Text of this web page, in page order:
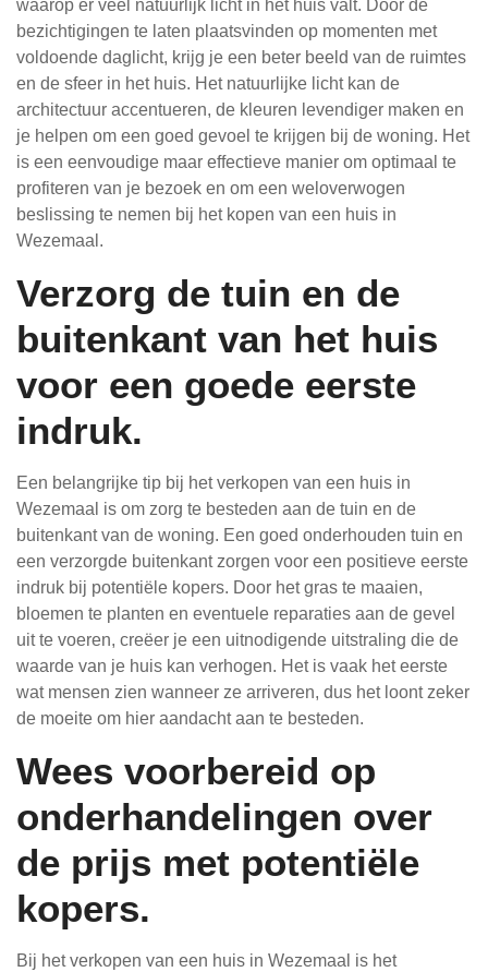
waarop er veel natuurlijk licht in het huis valt. Door de
bezichtigingen te laten plaatsvinden op momenten met
voldoende daglicht, krijg je een beter beeld van de ruimtes
en de sfeer in het huis. Het natuurlijke licht kan de
architectuur accentueren, de kleuren levendiger maken en
je helpen om een goed gevoel te krijgen bij de woning. Het
is een eenvoudige maar effectieve manier om optimaal te
profiteren van je bezoek en om een weloverwogen
beslissing te nemen bij het kopen van een huis in
Wezemaal.
Verzorg de tuin en de
buitenkant van het huis
voor een goede eerste
indruk.
Een belangrijke tip bij het verkopen van een huis in
Wezemaal is om zorg te besteden aan de tuin en de
buitenkant van de woning. Een goed onderhouden tuin en
een verzorgde buitenkant zorgen voor een positieve eerste
indruk bij potentiële kopers. Door het gras te maaien,
bloemen te planten en eventuele reparaties aan de gevel
uit te voeren, creëer je een uitnodigende uitstraling die de
waarde van je huis kan verhogen. Het is vaak het eerste
wat mensen zien wanneer ze arriveren, dus het loont zeker
de moeite om hier aandacht aan te besteden.
Wees voorbereid op
onderhandelingen over
de prijs met potentiële
kopers.
Bij het verkopen van een huis in Wezemaal is het